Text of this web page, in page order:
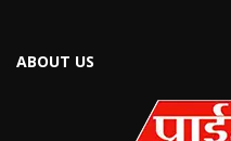
ABOUT US